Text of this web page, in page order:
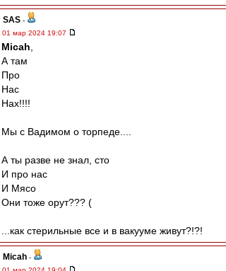
SAS -
01 мар 2024 19:07
Micah
А там
Про
Нас
Нах!!!!
Мы с Вадимом о торпеде....
А ты разве не знал, сто
И про нас
И Мясо
Они тоже орут??? (
...как стерильные все и в вакууме живут?!?!
Micah -